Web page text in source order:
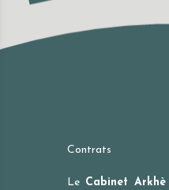
Contrats
Le Cabinet Arkhè